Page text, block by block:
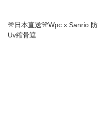
🎌日本直送🎌Wpc x Sanrio 防
Uv縮骨遮